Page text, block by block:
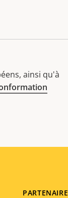
ainsi qu'à
PARTENAIRE